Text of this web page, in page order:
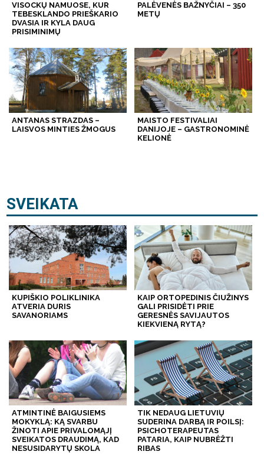
VISOCKŲ NAMUOSE, KUR
TEBESKLANDO PRIEŠKARIO
DVASIA IR KYLA DAUG
PRISIMINIMŲ
PALĖVENĖS BAŽNYČIAI – 350
METŲ
ANTANAS STRAZDAS –
LAISVOS MINTIES ŽMOGUS
MAISTO FESTIVALIAI
DANIJOJE – GASTRONOMINĖ
KELIONĖ
SVEIKATA
KUPIŠKIO POLIKLINIKA
ATVERIA DURIS
SAVANORIAMS
KAIP ORTOPEDINIS ČIUŽINYS
GALI PRISIDĖTI PRIE
GERESNĖS SAVIJAUTOS
KIEKVIENĄ RYTĄ?
ATMINTINĖ BAIGUSIEMS
MOKYKLĄ: KĄ SVARBU
ŽINOTI APIE PRIVALOMĄJĮ
SVEIKATOS DRAUDIMĄ, KAD
NESUSIDARYTŲ SKOLA
TIK NEDAUG LIETUVIŲ
SUDERINA DARBĄ IR POILSĮ:
PSICHOTERAPEUTAS
PATARIA, KAIP NUBRĖŽTI
RIBAS